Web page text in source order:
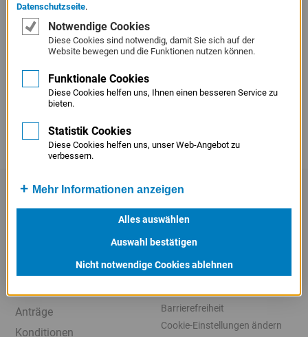
Konditionen
Inhalt
Service
Juristisches
Menü
SCHNELLZUGRIFF
Kontakt
Karriere
Anträge
Konditionen
X
LinkedIn
Beschaffungshinweis
Meldestelle
Barrierefreiheit
Cookie-Einstellungen ändern
Datenschutzseite.
Notwendige Cookies
Diese Cookies sind notwendig, damit Sie sich auf der
Website bewegen und die Funktionen nutzen können.
Funktionale Cookies
Diese Cookies helfen uns, Ihnen einen besseren Service zu
bieten.
Statistik Cookies
Diese Cookies helfen uns, unser Web-Angebot zu
verbessern.
Mehr Informationen anzeigen
Alles auswählen
Auswahl bestätigen
Nicht notwendige Cookies ablehnen